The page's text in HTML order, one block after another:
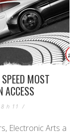
MOST
ACCESS
h 11 /
Electronic Arts a